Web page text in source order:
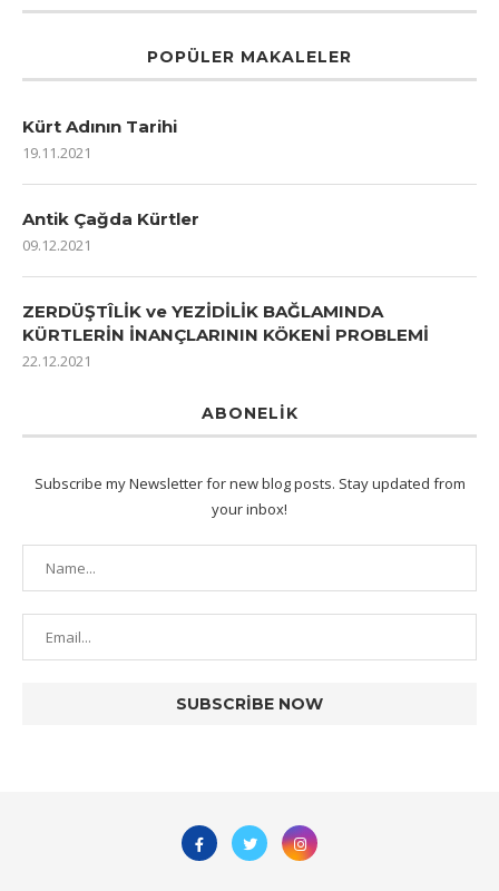
POPÜLER MAKALELER
Kürt Adının Tarihi
19.11.2021
Antik Çağda Kürtler
09.12.2021
ZERDÜŞTÎLİK ve YEZİDİLİK BAĞLAMINDA
KÜRTLERİN İNANÇLARININ KÖKENİ PROBLEMİ
22.12.2021
ABONELIK
Subscribe my Newsletter for new blog posts. Stay updated from
your inbox!